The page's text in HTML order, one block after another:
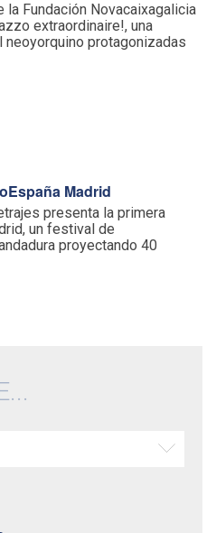
la Fundación Novacaixagalicia
extraordinaire!, una
protagonizadas
Madrid
presenta la primera
un festival de
proyectando 40